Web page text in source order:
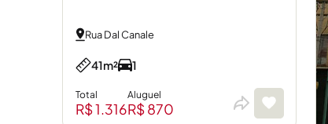
Rua Dal Canale
41m² 1
Total
R$ 1.316
Aluguel
R$ 870